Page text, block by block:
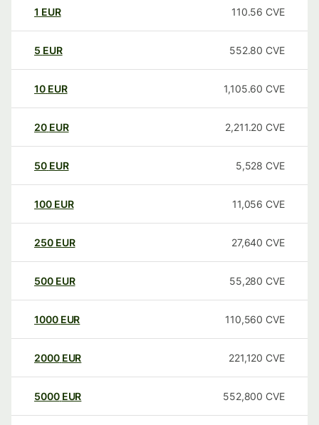
1 EUR 110.56 CVE
5 EUR 552.80 CVE
10 EUR 1,105.60 CVE
20 EUR 2,211.20 CVE
50 EUR 5,528 CVE
100 EUR 11,056 CVE
250 EUR 27,640 CVE
500 EUR 55,280 CVE
1000 EUR 110,560 CVE
2000 EUR 221,120 CVE
5000 EUR 552,800 CVE